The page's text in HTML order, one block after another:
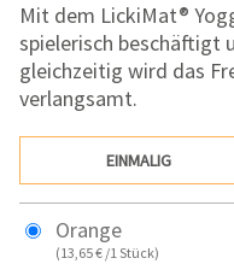
Mit dem LickiMat®
spielerisch beschäftigt
gleichzeitig wird das
verlangsamt.
EINMALIG
Orange
(13,65 € /1 Stück)